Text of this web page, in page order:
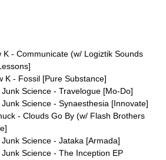
K - Communicate (w/ Logiztik Sounds
K - Fossil [Pure Substance]
Science - Travelogue [Mo-Do]
Science - Synaesthesia [Innovate]
- Clouds Go By (w/ Flash Brothers
Science - Jataka [Armada]
Science - The Inception EP